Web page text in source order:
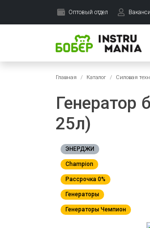
Оптовый отдел
Главная Каталог Силовая
Генератор
25л)
ЭНЕРДЖИ
Champion
Рассрочка 0%
Генераторы
Генераторы Чемпион